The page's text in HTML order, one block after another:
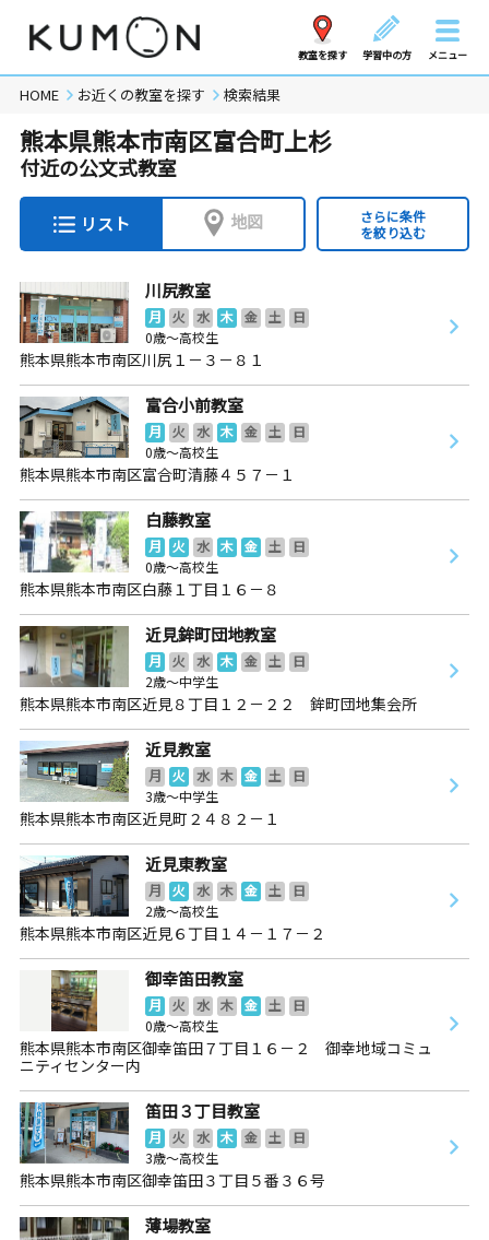
教室を探す 学習中の方 メニュー
HOME お近くの教室を探す 検索結果
熊本県熊本市南区富合町上杉
付近の公文式教室
リスト 地図
さらに条件
を絞り込む
川尻教室
月 火 水 木 金 土
日
0歳～高校生
熊本県熊本市南区川尻１－３－８１
富合小前教室
月 火 水 木 金 土
日
0歳～高校生
熊本県熊本市南区富合町清藤４５７－１
白藤教室
月 火 水 木 金 土
日
0歳～高校生
熊本県熊本市南区白藤１丁目１６－８
近見鉾町団地教室
月 火 水 木 金 土
日
2歳～中学生
熊本県熊本市南区近見８丁目１２－２２ 鉾町団地集会所
近見教室
月 火 水 木 金 土
日
3歳～中学生
熊本県熊本市南区近見町２４８２－１
近見東教室
月 火 水 木 金 土
日
2歳～高校生
熊本県熊本市南区近見６丁目１４－１７－２
御幸笛田教室
月 火 水 木 金 土
日
0歳～高校生
熊本県熊本市南区御幸笛田７丁目１６－２ 御幸地域コミュ
ニティセンター内
笛田３丁目教室
月 火 水 木 金 土
日
3歳～高校生
熊本県熊本市南区御幸笛田３丁目５番３６号
薄場教室